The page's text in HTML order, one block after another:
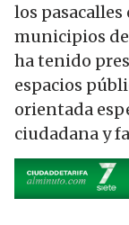
los
municipios de
ha tenido
espacios
orientada
ciudadana y